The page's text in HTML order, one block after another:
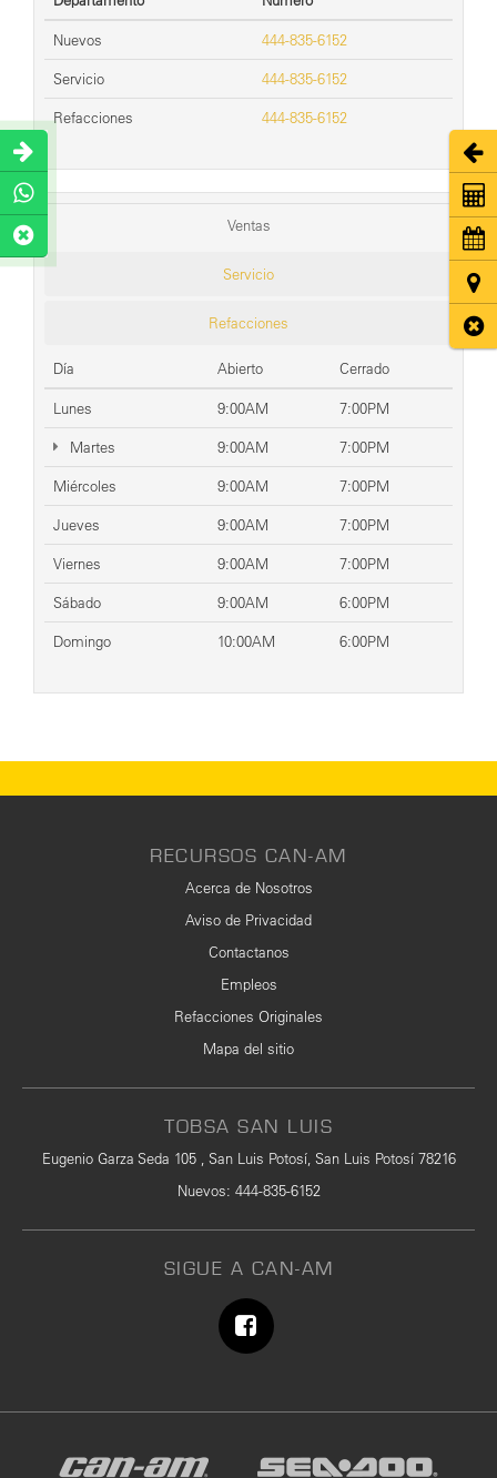
Nuevos 444-835-6152
Servicio 444-835-6152
Refacciones 444-835-6152
Ventas
Servicio
Refacciones
Día Abierto Cerrado
Lunes 9:00AM 7:00PM
Martes 9:00AM 7:00PM
Miércoles 9:00AM 7:00PM
Jueves 9:00AM 7:00PM
Viernes 9:00AM 7:00PM
Sábado 9:00AM 6:00PM
Domingo 10:00AM 6:00PM
RECURSOS CAN-AM
Acerca de Nosotros
Aviso de Privacidad
Contactanos
Empleos
Refacciones Originales
Mapa del sitio
TOBSA SAN LUIS
Eugenio Garza Seda 105 , San Luis Potosí, San Luis Potosí 78216
Nuevos: 444-835-6152
SIGUE A CAN-AM